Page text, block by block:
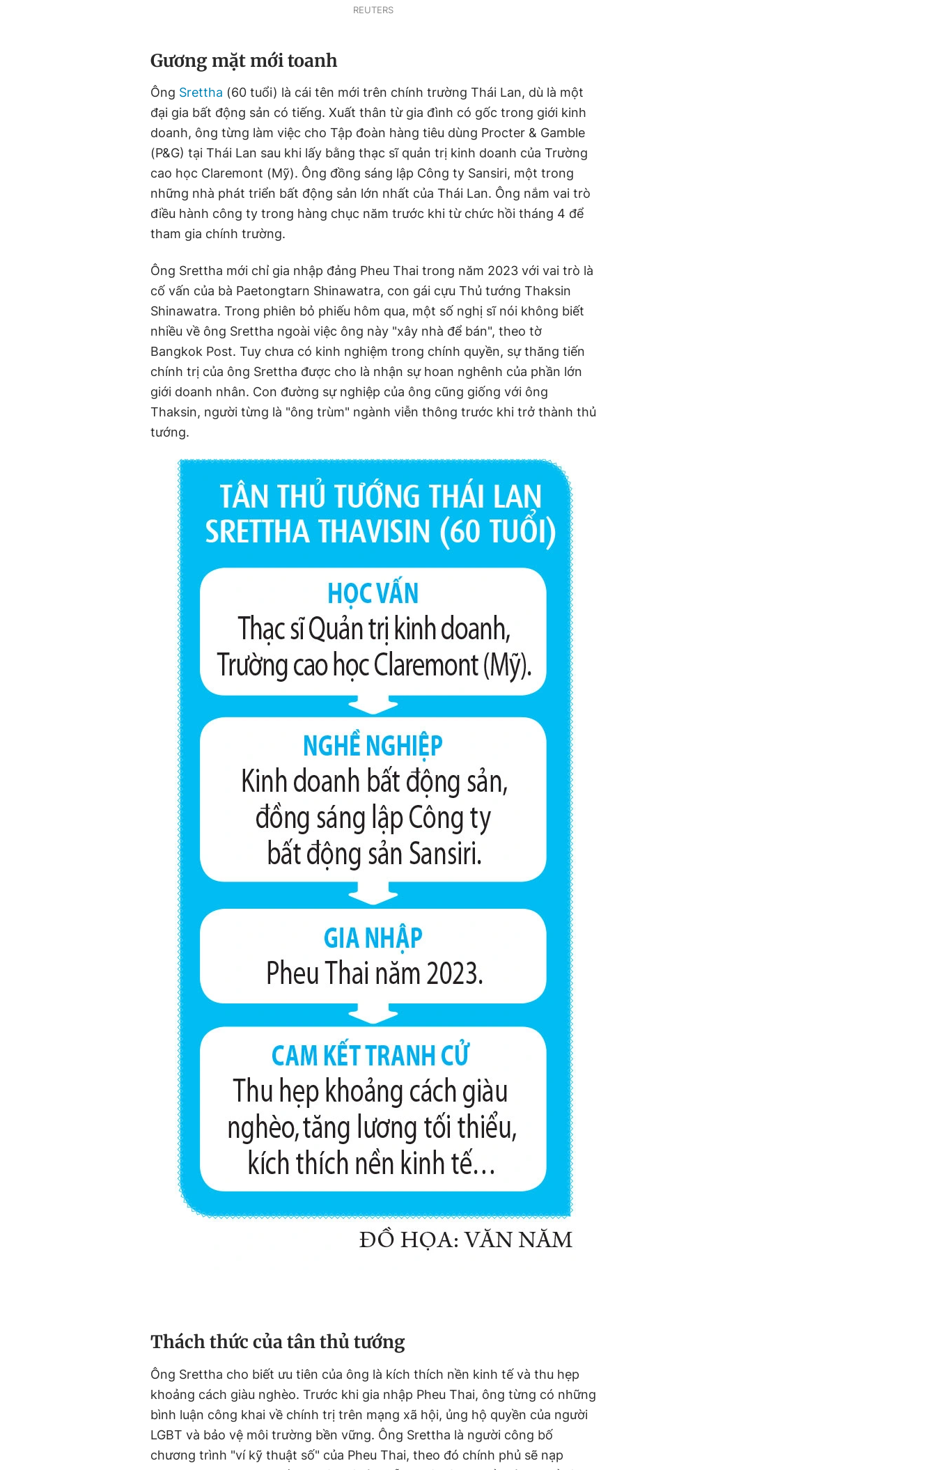
REUTERS
Gương mặt mới toanh
Ông Srettha (60 tuổi) là cái tên mới trên chính trường Thái Lan, dù là một
đại gia bất động sản có tiếng. Xuất thân từ gia đình có gốc trong giới kinh
doanh, ông từng làm việc cho Tập đoàn hàng tiêu dùng Procter & Gamble
(P&G) tại Thái Lan sau khi lấy bằng thạc sĩ quản trị kinh doanh của Trường
cao học Claremont (Mỹ). Ông đồng sáng lập Công ty Sansiri, một trong
những nhà phát triển bất động sản lớn nhất của Thái Lan. Ông nắm vai trò
điều hành công ty trong hàng chục năm trước khi từ chức hồi tháng 4 để
tham gia chính trường.
Ông Srettha mới chỉ gia nhập đảng Pheu Thai trong năm 2023 với vai trò là
cố vấn của bà Paetongtarn Shinawatra, con gái cựu Thủ tướng Thaksin
Shinawatra. Trong phiên bỏ phiếu hôm qua, một số nghị sĩ nói không biết
nhiều về ông Srettha ngoài việc ông này "xây nhà để bán", theo tờ
Bangkok Post. Tuy chưa có kinh nghiệm trong chính quyền, sự thăng tiến
chính trị của ông Srettha được cho là nhận sự hoan nghênh của phần lớn
giới doanh nhân. Con đường sự nghiệp của ông cũng giống với ông
Thaksin, người từng là "ông trùm" ngành viễn thông trước khi trở thành thủ
tướng.
Thách thức của tân thủ tướng
Ông Srettha cho biết ưu tiên của ông là kích thích nền kinh tế và thu hẹp
khoảng cách giàu nghèo. Trước khi gia nhập Pheu Thai, ông từng có những
bình luận công khai về chính trị trên mạng xã hội, ủng hộ quyền của người
LGBT và bảo vệ môi trường bền vững. Ông Srettha là người công bố
chương trình "ví kỹ thuật số" của Pheu Thai, theo đó chính phủ sẽ nạp